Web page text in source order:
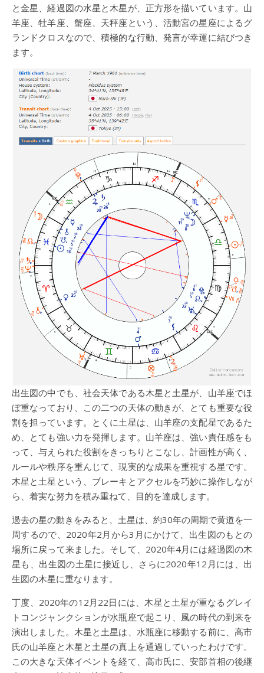
と金星、経過図の水星と木星が、正方形を描いています。山
羊座、牡羊座、蟹座、天秤座という、活動宮の星座によるグ
ランドクロスなので、積極的な行動、発言が幸運に結びつき
ます。
出生図の中でも、社会天体である木星と土星が、山羊座でほ
ぼ重なっており、この二つの天体の動きが、とても重要な役
割を担っています。とくに土星は、山羊座の支配星であるた
め、とても強い力を発揮します。山羊座は、強い責任感をも
って、与えられた役割をきっちりとこなし、計画性が高く、
ルールや秩序を重んじて、現実的な成果を重視する星です。
木星と土星という、ブレーキとアクセルを巧妙に操作しなが
ら、着実な努力を積み重ねて、目的を達成します。
過去の星の動きをみると、土星は、約30年の周期で黄道を一
周するので、2020年2月から3月にかけて、出生図のもとの
場所に戻って来ました。そして、2020年4月には経過図の木
星も、出生図の土星に接近し、さらに2020年12月には、出
生図の木星に重なります。
丁度、2020年の12月22日には、木星と土星が重なるグレイ
トコンジャンクションが水瓶座で起こり、風の時代の到来を
演出しました。木星と土星は、水瓶座に移動する前に、高市
氏の山羊座と木星と土星の真上を通過していったわけです。
この大きな天体イベントを経て、高市氏に、安部首相の後継